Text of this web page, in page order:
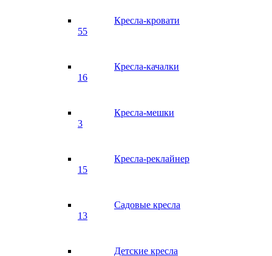
Кресла-кровати
55
Кресла-качалки
16
Кресла-мешки
3
Кресла-реклайнер
15
Садовые кресла
13
Детские кресла